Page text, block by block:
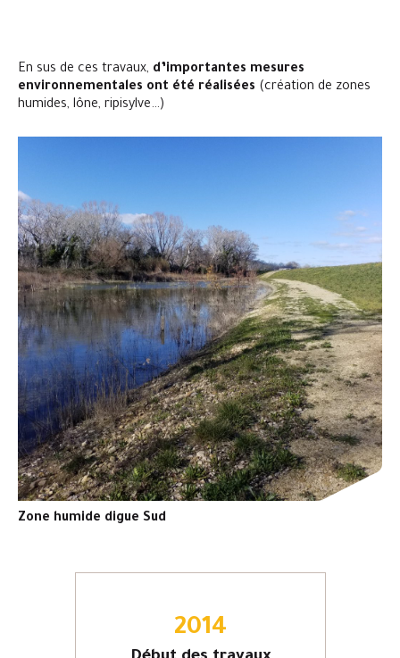
En sus de ces travaux, d’importantes mesures
environnementales ont été réalisées (création de zones
humides, lône, ripisylve…)
Zone humide digue Sud
2014